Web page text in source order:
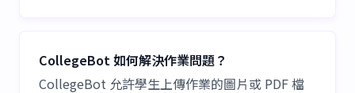
CollegeBot 如何解決作業問題？
CollegeBot 允許學生上傳作業的圖片或 PDF 檔